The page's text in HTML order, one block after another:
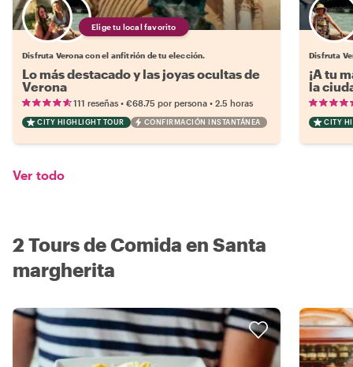
Elige tu local favorito
Disfruta Verona con el anfitrión de tu elección.
Lo más destacado y las joyas ocultas de
Verona
111 reseñas • €68.75 por persona • 2.5 horas
CITY HIGHLIGHT TOUR CONFIRMACIÓN INSTANTÁNEA
Disfruta
¡A tu
la
CITY
Ver todo
2 Tours de Comida en Santa
margherita